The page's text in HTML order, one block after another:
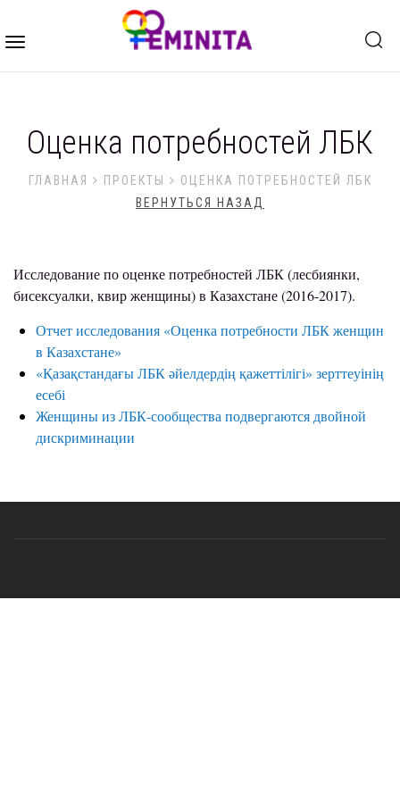
Toggle
Оценка потребностей ЛБК
ГЛАВНАЯ ПРОЕКТЫ
ОЦЕНКА ПОТРЕБНОСТЕЙ ЛБК
ВЕРНУТЬСЯ НАЗАД
Исследование по оценке потребностей ЛБК (лесбиянки,
бисексуалки, квир женщины) в Казахстане (2016-2017).
Отчет исследования «Оценка потребности ЛБК женщин
в Казахстане»
«Қазақстандағы ЛБК әйелдердің қажеттілігі» зерттеуінің
есебі
Женщины из ЛБК-сообщества подвергаются двойной
дискриминации